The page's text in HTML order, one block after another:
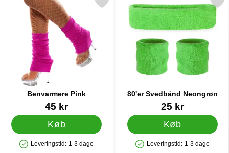
Benvarmere Pink
45 kr
Køb
Produkttilgængelighed: På lager
Leveringstid: 1-3 dage
Markér benvarmere Pink som favorit
80'er Svedbånd Neongrøn
Varenr 1432225 kr
Køb
Produkttilgængelighed: På lager
Leveringstid: 1-3 dage
Markér 80'er Svedbånd